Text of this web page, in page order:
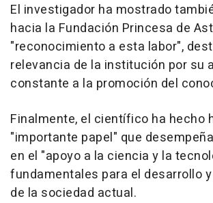
El investigador ha mostrado
hacia la Fundación Princesa de
"reconocimiento a esta labor",
relevancia de la institución por su
constante a la promoción del
Finalmente, el científico ha hecho
"importante papel" que
en el "apoyo a la ciencia y la
fundamentales para el desarrollo
de la sociedad actual.